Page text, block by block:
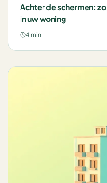
Achter de schermen:
in uw woning
4 min